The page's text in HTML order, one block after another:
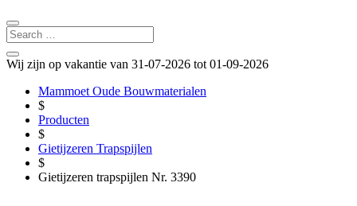
Wij zijn op vakantie van 31-07-2026 tot 01-09-2026
Mammoet Oude Bouwmaterialen
$
Producten
$
Gietijzeren Trapspijlen
$
Gietijzeren trapspijlen Nr. 3390